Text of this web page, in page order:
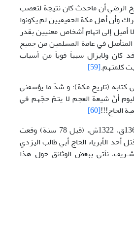
الرضي أن ماحدث کان نتيجة لتعصب
وأن أهل مکة الحقيقيين لم يکونوا
أميل إلى اتهام أشخاص معنيين بقدر
المتأصل في عامة المسلمين من جميع
کان ولايزال سبباً قوياً من أسباب
کلمتهم.[59]
کتابه (تاريخ مکة): و شدّ ما يؤسفني
أنّ شيعة العجم لا يتمّ حجّهم في
الحاج!!![60]
وفي ذي الحجة عام 1362ق، 1322ش، (قبل 78 سنة) وقعت
أحد الأبرياء الحاج أبي طالب اليزدي
نأتي ببعض الوثائق حول هذا